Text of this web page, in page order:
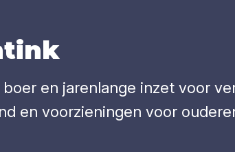
boer en jarenlange inzet voor
en voorzieningen voor